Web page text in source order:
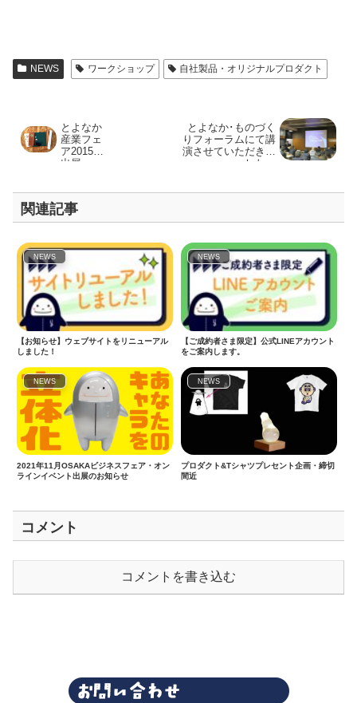
NEWS ワークショップ 自社製品・オリジナルプロダクト
とよなか･ものづく
りフォーラムにて講
演させていただきま
した。
とよなか
産業フェ
ア2015に
出展
関連記事
NEWS
【お知らせ】ウェブサイトをリニューアル
しました！
NEWS
【ご成約者さま限定】公式LINEアカウント
をご案内します。
NEWS
2021年11月OSAKAビジネスフェア・オン
ラインイベント出展のお知らせ
NEWS
プロダクト&Tシャツプレセント企画・締切
間近
コメント
コメントを書き込む